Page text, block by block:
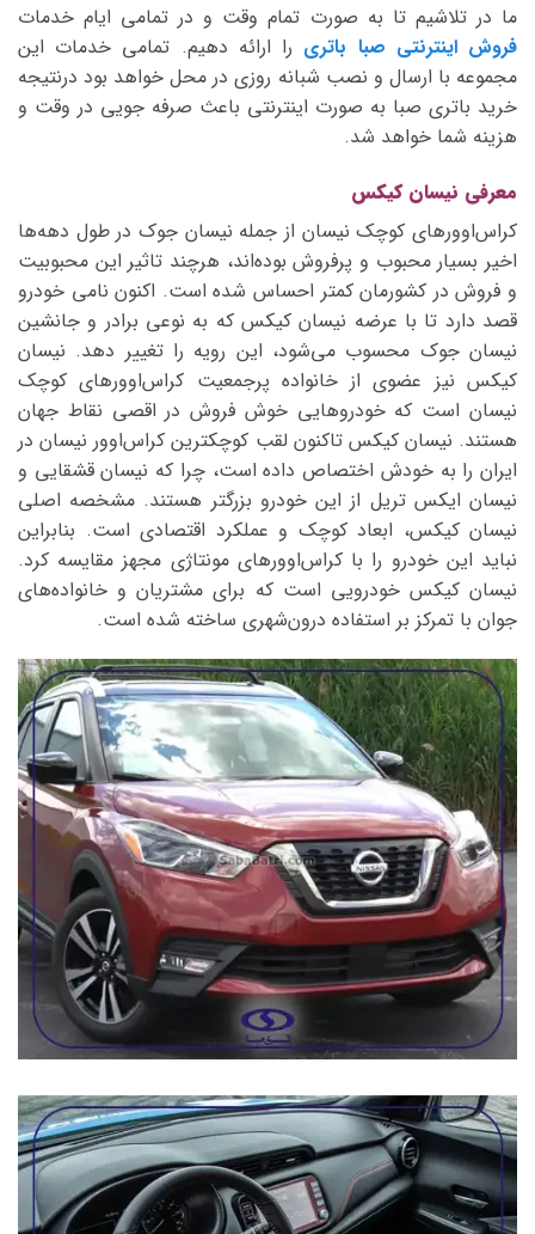
ما در تلاشیم تا به صورت تمام وقت و در تمامی ایام خدمات
فروش اینترنتی صبا باتری را ارائه دهیم. تمامی خدمات این
مجموعه با ارسال و نصب شبانه روزی در محل خواهد بود درنتیجه
خرید باتری صبا به صورت اینترنتی باعث صرفه جویی در وقت و
هزینه شما خواهد شد.
معرفی نیسان کیکس
کراس‌اوورهای کوچک نیسان از جمله نیسان جوک در طول دهه‌ها
اخیر بسیار محبوب و پرفروش بوده‌اند، هرچند تاثیر این محبوبیت
و فروش در کشورمان کمتر احساس شده است. اکنون نامی خودرو
قصد دارد تا با عرضه نیسان کیکس که به نوعی برادر و جانشین
نیسان جوک محسوب می‌شود، این رویه را تغییر دهد. نیسان
کیکس نیز عضوی از خانواده پرجمعیت کراس‌اوورهای کوچک
نیسان است که خودروهایی خوش فروش در اقصی نقاط جهان
هستند. نیسان کیکس تاکنون لقب کوچکترین کراس‌اوور نیسان در
ایران را به خودش اختصاص داده است، چرا که نیسان قشقایی و
نیسان ایکس تریل از این خودرو بزرگتر هستند. مشخصه اصلی
نیسان کیکس، ابعاد کوچک و عملکرد اقتصادی است. بنابراین
نباید این خودرو را با کراس‌اوورهای مونتاژی مجهز مقایسه کرد.
نیسان کیکس خودرویی است که برای مشتریان و خانواده‌های
جوان با تمرکز بر استفاده درون‌شهری ساخته شده است.